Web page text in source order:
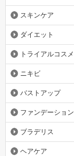
スキンケア
ダイエット
トライアルコスメ
ニキビ
バストアップ
ファンデーション
ブラデリス
ヘアケア